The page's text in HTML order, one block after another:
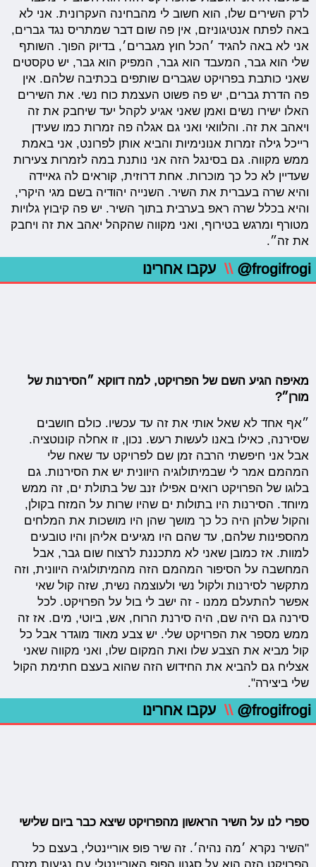
לרק השירים שלו, הוא חשוב לי מהבחינה העקרונית. אני לא
באה לפתח אנטיגוניזם, אין פה שום דבר שמתריס נגד גברים,
אני לא באה להגיד ׳הכל חוץ מגברים׳, בדיוק הפוך. השותף
שלי הוא גבר, המעבד הוא גבר, המפיק הוא גבר, יש טקסטים
שאני כותבת בפרויקט שגברים שותפים בכתיבה שלהם. אין
פה הדרת גברים, יש פה פשוט העצמת כוח נשי. את השירים
האלו ישירו נשים ואמן שאני אגיע לקהל יעד שיחבק את זה
ויאהב את זה. והלוואי ואני גם אגלה פה זמרות כמו שעידן
רייכל גילה זמרות אנונימיות והביא אותן לפרונט, אני באמת
ממש מקווה. גם בסינגל הזה אני נותנת במה לזמרות צעירות
שעדיין לא כל כך מוכרות. אחת דרוזית, קוראים לה גאיידה
והיא שרה בעברית את השיר. השנייה יהודיה בשם מגי היקרי,
והיא בכלל שרה ראפ בערבית בתוך השיר. יש פה קיבוץ גלויות
מטורף ומרגש בטירוף, ואני מקווה שהקהל יאהב את זה ויחבק
את זה״.
@frogifrogi
\\ עקבו אחרינו
מאיפה הגיע השם של הפרויקט, למה דווקא ״הסירנות של
מורן״?
״אף אחד לא שאל אותי את זה עד עכשיו. כולם חושבים
שסירנה, כאילו באנו לעשות רעש. נכון, זו אחלה קונוטציה.
אבל אני חיפשתי הרבה זמן שם לפרויקט עד שאח שלי
המהמם אמר לי שבמיתולוגיה היוונית יש את הסירנות. גם
בלוגו של הפרויקט רואים אפילו זנב של בתולת ים, זה ממש
מיוחד. הסירנות היו בתולות ים שהיו שרות על המזח בקולן,
והקול שלהן היה כל כך מושך שהן היו מושכות את המלחים
מהספינות שלהם, עד שהם היו מגיעים אליהן והיו טובעים
למוות. אז כמובן שאני לא מתכננת לרצוח שום גבר, אבל
המחשבה על הסיפור המהמם הזה מהמיתולוגיה היוונית, וזה
מתקשר לסירנות ולקול נשי ולעוצמה נשית, שזה קול שאי
אפשר להתעלם ממנו - זה ישב לי בול על הפרויקט. לכל
סירנה גם היה שם, היה סירנת הרוח, אש, ביוטי, מים. אז זה
ממש מספר את הפרויקט שלי. יש צבע מאוד מוגדר אבל כל
קול מביא את הצבע שלו ואת המקום שלו, ואני מקווה שאני
אצליח גם להביא את החידוש הזה שהוא בעצם חתימת הקול
שלי ביצירה".
@frogifrogi
\\ עקבו אחרינו
ספרי לנו על השיר הראשון מהפרויקט שיצא כבר ביום שלישי
"השיר נקרא ׳מה נהיה׳. זה שיר פופ אוריינטלי, בעצם כל